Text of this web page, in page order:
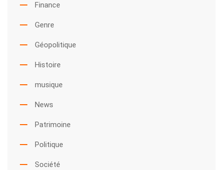
Finance
Genre
Géopolitique
Histoire
musique
News
Patrimoine
Politique
Société